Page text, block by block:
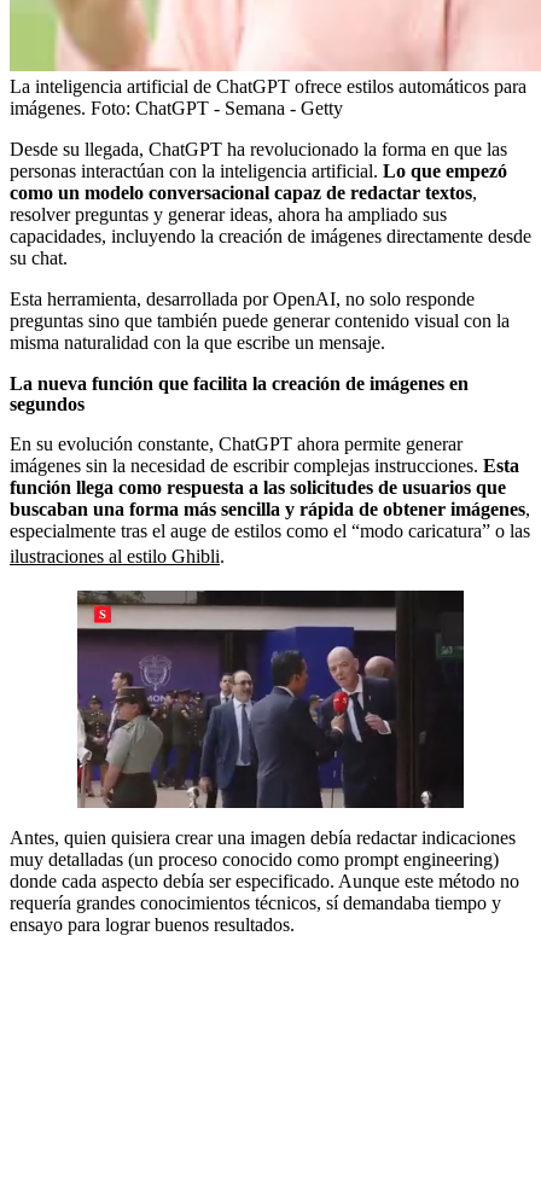
La inteligencia artificial de ChatGPT ofrece estilos automáticos para
imágenes. Foto: ChatGPT - Semana - Getty
Desde su llegada, ChatGPT ha revolucionado la forma en que las
personas interactúan con la inteligencia artificial. Lo que empezó
como un modelo conversacional capaz de redactar textos,
resolver preguntas y generar ideas, ahora ha ampliado sus
capacidades, incluyendo la creación de imágenes directamente desde
su chat.
Esta herramienta, desarrollada por OpenAI, no solo responde
preguntas sino que también puede generar contenido visual con la
misma naturalidad con la que escribe un mensaje.
La nueva función que facilita la creación de imágenes en
segundos
En su evolución constante, ChatGPT ahora permite generar
imágenes sin la necesidad de escribir complejas instrucciones. Esta
función llega como respuesta a las solicitudes de usuarios que
buscaban una forma más sencilla y rápida de obtener imágenes,
especialmente tras el auge de estilos como el “modo caricatura” o las
ilustraciones al estilo Ghibli.
Antes, quien quisiera crear una imagen debía redactar indicaciones
muy detalladas (un proceso conocido como prompt engineering)
donde cada aspecto debía ser especificado. Aunque este método no
requería grandes conocimientos técnicos, sí demandaba tiempo y
ensayo para lograr buenos resultados.